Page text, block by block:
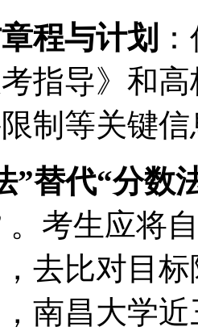
程与计划
指导》和
制等关键信
”替代“分数
。考生应将
，去比对目
南昌大学